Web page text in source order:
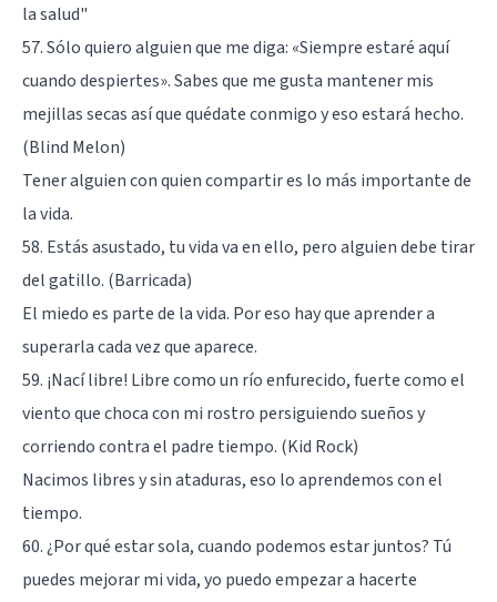
la salud"
57. Sólo quiero alguien que me diga: «Siempre estaré aquí
cuando despiertes». Sabes que me gusta mantener mis
mejillas secas así que quédate conmigo y eso estará hecho.
(Blind Melon)
Tener alguien con quien compartir es lo más importante de
la vida.
58. Estás asustado, tu vida va en ello, pero alguien debe tirar
del gatillo. (Barricada)
El miedo es parte de la vida. Por eso hay que aprender a
superarla cada vez que aparece.
59. ¡Nací libre! Libre como un río enfurecido, fuerte como el
viento que choca con mi rostro persiguiendo sueños y
corriendo contra el padre tiempo. (Kid Rock)
Nacimos libres y sin ataduras, eso lo aprendemos con el
tiempo.
60. ¿Por qué estar sola, cuando podemos estar juntos? Tú
puedes mejorar mi vida, yo puedo empezar a hacerte